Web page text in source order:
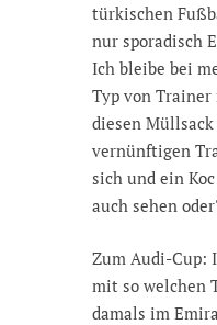
türkischen
nur sporadisch
Ich bleibe bei
Typ von
diesen
vernünftigen
sich und ein
auch sehen
Zum Audi-Cup:
mit so welchen
damals im